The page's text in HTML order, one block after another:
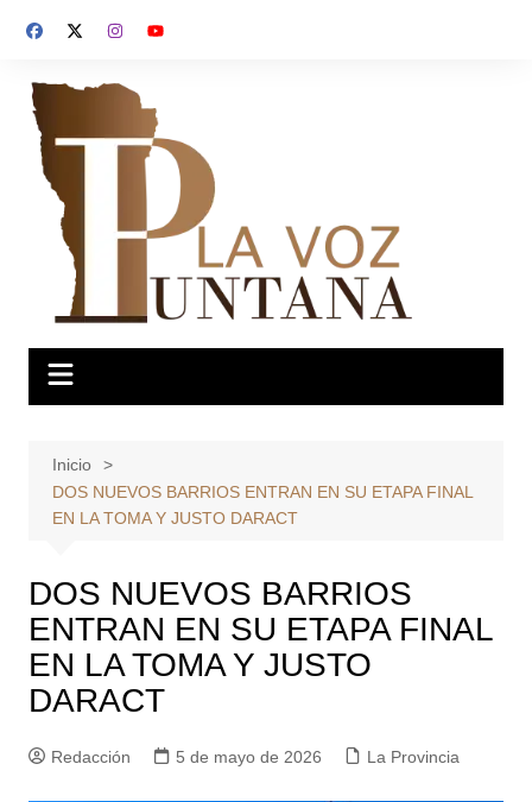
Inicio
DOS NUEVOS BARRIOS ENTRAN EN SU ETAPA FINAL
EN LA TOMA Y JUSTO DARACT
DOS NUEVOS BARRIOS
ENTRAN EN SU ETAPA FINAL
EN LA TOMA Y JUSTO
DARACT
Redacción 5 de mayo de 2026 La Provincia